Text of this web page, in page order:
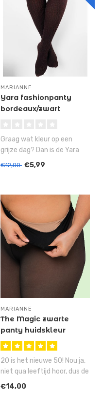
MARIANNE
Yara fashionpanty
bordeaux/zwart
Graag wat kleur op een
grijze dag? Dan is de Yara
fashionpanty met
€12,00 €5,99
MARIANNE
The Magic zwarte
panty huidskleur
voering
20 is het nieuwe 50! Nou ja,
niet qua leeftijd hoor, dus de
twintigers onder jul..
€14,00